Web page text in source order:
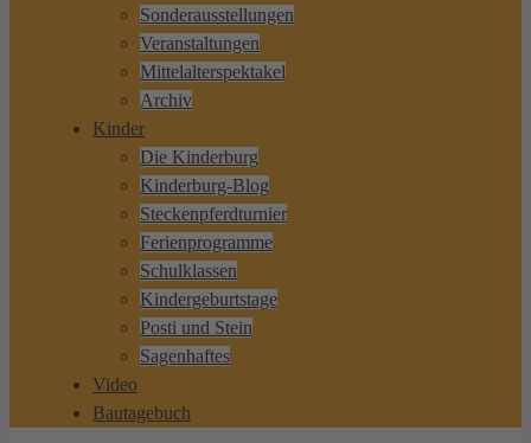
Sonderausstellungen
Veranstaltungen
Mittelalterspektakel
Archiv
Kinder
Die Kinderburg
Kinderburg-Blog
Steckenpferdturnier
Ferienprogramme
Schulklassen
Kindergeburtstage
Posti und Stein
Sagenhaftes
Video
Bautagebuch